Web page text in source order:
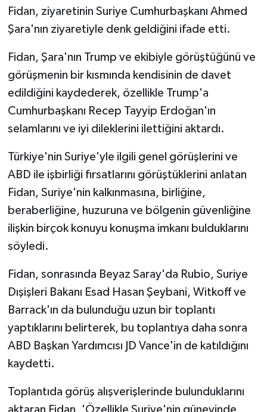
Fidan, ziyaretinin Suriye Cumhurbaşkanı Ahmed
Şara'nın ziyaretiyle denk geldiğini ifade etti.
Fidan, Şara'nın Trump ve ekibiyle görüştüğünü ve
görüşmenin bir kısmında kendisinin de davet
edildiğini kaydederek, özellikle Trump'a
Cumhurbaşkanı Recep Tayyip Erdoğan'ın
selamlarını ve iyi dileklerini ilettiğini aktardı.
Türkiye'nin Suriye'yle ilgili genel görüşlerini ve
ABD ile işbirliği fırsatlarını görüştüklerini anlatan
Fidan, Suriye'nin kalkınmasına, birliğine,
beraberliğine, huzuruna ve bölgenin güvenliğine
ilişkin birçok konuyu konuşma imkanı bulduklarını
söyledi.
Fidan, sonrasında Beyaz Saray'da Rubio, Suriye
Dışişleri Bakanı Esad Hasan Şeybani, Witkoff ve
Barrack'ın da bulunduğu uzun bir toplantı
yaptıklarını belirterek, bu toplantıya daha sonra
ABD Başkan Yardımcısı JD Vance'in de katıldığını
kaydetti.
Toplantıda görüş alışverişlerinde bulunduklarını